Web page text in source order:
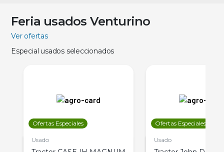
Feria usados Venturino
Ver ofertas
Especial usados seleccionados
Ofertas Especiales
Usado
Ofertas Especiales
Usado